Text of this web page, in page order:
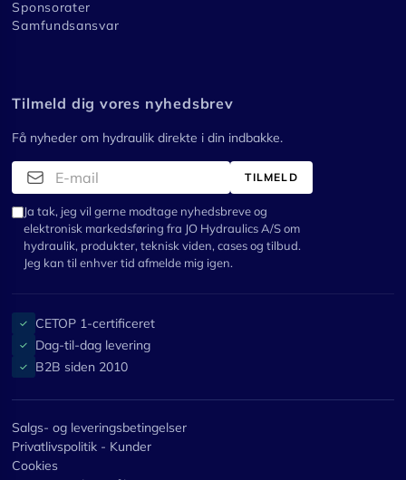
Sponsorater
Samfundsansvar
Tilmeld dig vores nyhedsbrev
Få nyheder om hydraulik direkte i din indbakke.
TILMELD
Ja tak, jeg vil gerne modtage nyhedsbreve og
elektronisk markedsføring fra JO Hydraulics A/S om
hydraulik, produkter, teknisk viden, cases og tilbud.
Jeg kan til enhver tid afmelde mig igen.
✓ CETOP 1-certificeret
✓ Dag-til-dag levering
✓ B2B siden 2010
Salgs- og leveringsbetingelser
Privatlivspolitik - Kunder
Cookies